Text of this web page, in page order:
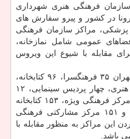
فرهنگی هنری شهرداری
در كشور و پیرو سفارش های
مراكز سازمان فرهنگی
عمومی شامل نمازخانه،
مقابله با شیوع این ویروس
سازمان فرهنگی هنری شهرداری تهران ۳۵ فرهنگسرا، ۹۶ كتابخانه،
چهار پردیس سینمایی، ۱۲
و خانه موزه، ۴ موسسه، ۸ مركز فرهنگی ویژه، ۱۵۳ كتابخانه
الحاقی، ۸ كتابخانه تفاهم نامه ای و ۱۵۱ مركز مشاركتی فرهنگی
این مراكز به منظور مقابله با
باشد.